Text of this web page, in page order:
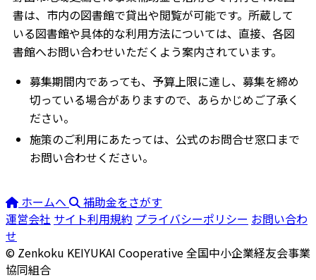
書は、市内の図書館で貸出や閲覧が可能です。所蔵して
いる図書館や具体的な利用方法については、直接、各図
書館へお問い合わせいただくよう案内されています。
募集期間内であっても、予算上限に達し、募集を締め
切っている場合がありますので、あらかじめご了承く
ださい。
施策のご利用にあたっては、公式のお問合せ窓口まで
お問い合わせください。
ホームへ
補助金をさがす
運営会社 サイト利用規約 プライバシーポリシー お問い合わ
せ
© Zenkoku KEIYUKAI Cooperative全国中小企業経友会事業
協同組合